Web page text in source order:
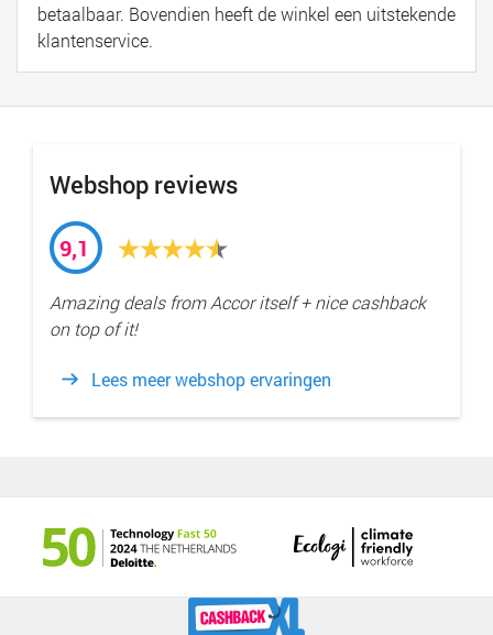
betaalbaar. Bovendien heeft de winkel een uitstekende
klantenservice.
Webshop reviews
9,1
Amazing deals from Accor itself + nice cashback
on top of it!
Lees meer webshop ervaringen